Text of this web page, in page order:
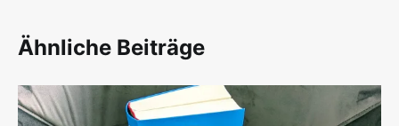
Ähnliche Beiträge